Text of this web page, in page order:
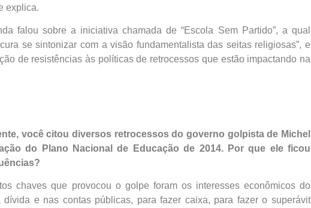
explica.
falou sobre a iniciativa chamada de “Escola Sem Partido”, a qual
se sintonizar com a visão fundamentalista das seitas religiosas”, e
de resistências às políticas de retrocessos que estão impactando na
você citou diversos retrocessos do governo golpista de Michel
do Plano Nacional de Educação de 2014. Por que ele ficou
chaves que provocou o golpe foram os interesses econômicos do
e nas contas públicas, para fazer caixa, para fazer o superávit